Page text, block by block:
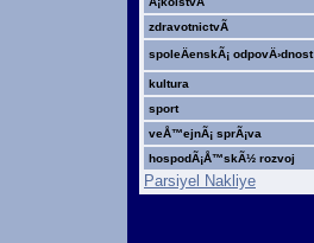
zdravotnictvÃ­
spoleÄenskÃ¡ odpovÄ›dnost
kultura
sport
veÅ™ejnÃ¡ sprÃ¡va
hospodÃ¡Å™skÃ½ rozvoj
Parsiyel Nakliye